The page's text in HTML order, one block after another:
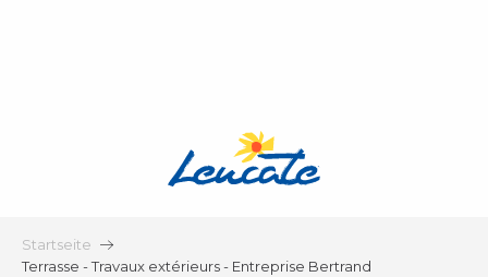
Startseite
Terrasse - Travaux extérieurs - Entreprise Bertrand